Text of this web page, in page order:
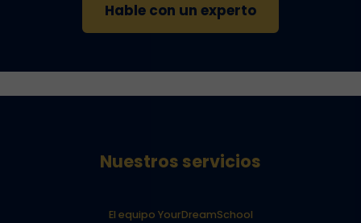
Hable con un experto
Nuestros servicios
El equipo YourDreamSchool